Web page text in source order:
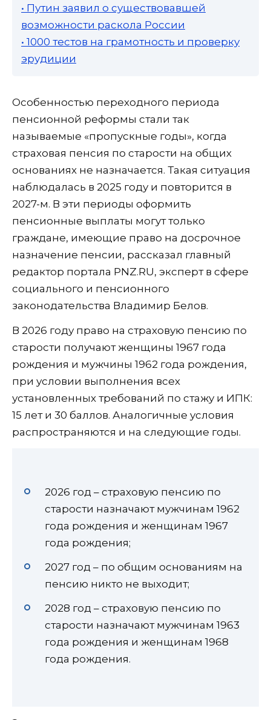
• Путин заявил о существовавшей
возможности раскола России
• 1000 тестов на грамотность и проверку
эрудиции
Особенностью переходного периода
пенсионной реформы стали так
называемые «пропускные годы», когда
страховая пенсия по старости на общих
основаниях не назначается. Такая ситуация
наблюдалась в 2025 году и повторится в
2027-м. В эти периоды оформить
пенсионные выплаты могут только
граждане, имеющие право на досрочное
назначение пенсии, рассказал главный
редактор портала PNZ.RU, эксперт в сфере
социального и пенсионного
законодательства Владимир Белов.
В 2026 году право на страховую пенсию по
старости получают женщины 1967 года
рождения и мужчины 1962 года рождения,
при условии выполнения всех
установленных требований по стажу и ИПК:
15 лет и 30 баллов. Аналогичные условия
распространяются и на следующие годы.
2026 год – страховую пенсию по
старости назначают мужчинам 1962
года рождения и женщинам 1967
года рождения;
2027 год – по общим основаниям на
пенсию никто не выходит;
2028 год – страховую пенсию по
старости назначают мужчинам 1963
года рождения и женщинам 1968
года рождения.